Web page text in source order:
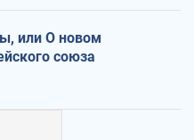
или О новом
союза